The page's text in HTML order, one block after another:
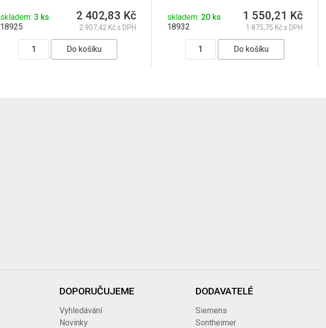
skladem: 3 ks
18925
2 402,83 Kč
2 907,42 Kč s DPH
skladem: 20 ks
18932
1 550,21 Kč
1 875,75 Kč s DPH
DOPORUČUJEME
Vyhledávání
Novinky
DODAVATELÉ
Siemens
Sontheimer